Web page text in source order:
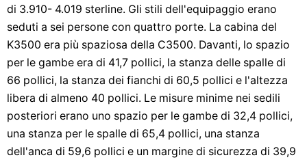
di 3.910- 4.019 sterline. Gli stili dell'equipaggio erano
seduti a sei persone con quattro porte. La cabina del
K3500 era più spaziosa della C3500. Davanti, lo spazio
per le gambe era di 41,7 pollici, la stanza delle spalle di
66 pollici, la stanza dei fianchi di 60,5 pollici e l'altezza
libera di almeno 40 pollici. Le misure minime nei sedili
posteriori erano uno spazio per le gambe di 32,4 pollici,
una stanza per le spalle di 65,4 pollici, una stanza
dell'anca di 59,6 pollici e un margine di sicurezza di 39,9